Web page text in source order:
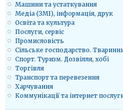
Машини та устаткування
Медіа (ЗМІ), інформація, друк
Освіта та культура
Послуги, сервіс
Промисловість
Сільське господарство.
Спорт. Туризм. Дозвілля, хобі
Торгівля
Транспорт та перевезення
Харчування
Коммунікації та інтернет